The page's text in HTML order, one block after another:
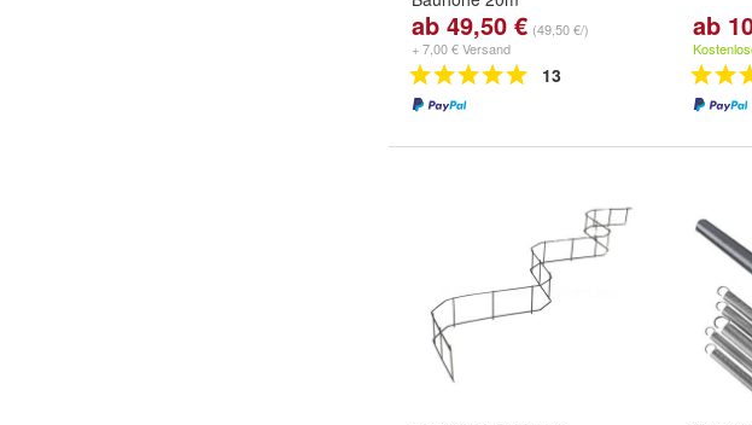
Größe:300 x 600mm,300 x
800mm,350 x 500mm
weitere ...
ab 49,50 € (49,50 €/)
+ 7,00 € Versand
13
ab